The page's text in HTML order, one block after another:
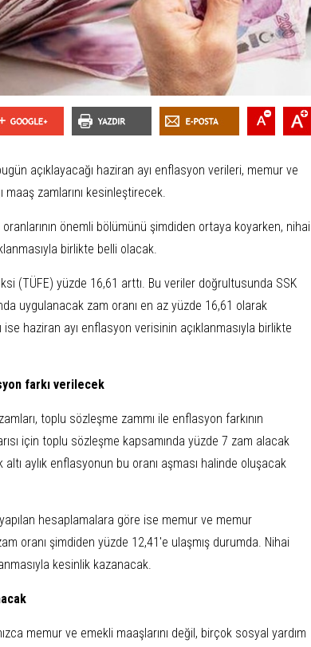
açıklayacağı haziran ayı enflasyon verileri, memur ve
maaş zamlarını kesinleştirecek.
önemli bölümünü şimdiden ortaya koyarken, nihai
birlikte belli olacak.
(TÜFE) yüzde 16,61 arttı. Bu veriler doğrultusunda SSK
uygulanacak zam oranı en az yüzde 16,61 olarak
haziran ayı enflasyon verisinin açıklanmasıyla birlikte
farkı verilecek
toplu sözleşme zammı ile enflasyon farkının
için toplu sözleşme kapsamında yüzde 7 zam alacak
aylık enflasyonun bu oranı aşması halinde oluşacak
hesaplamalara göre ise memur ve memur
oranı şimdiden yüzde 12,41'e ulaşmış durumda. Nihai
kesinlik kazanacak.
memur ve emekli maaşlarını değil, birçok sosyal yardım